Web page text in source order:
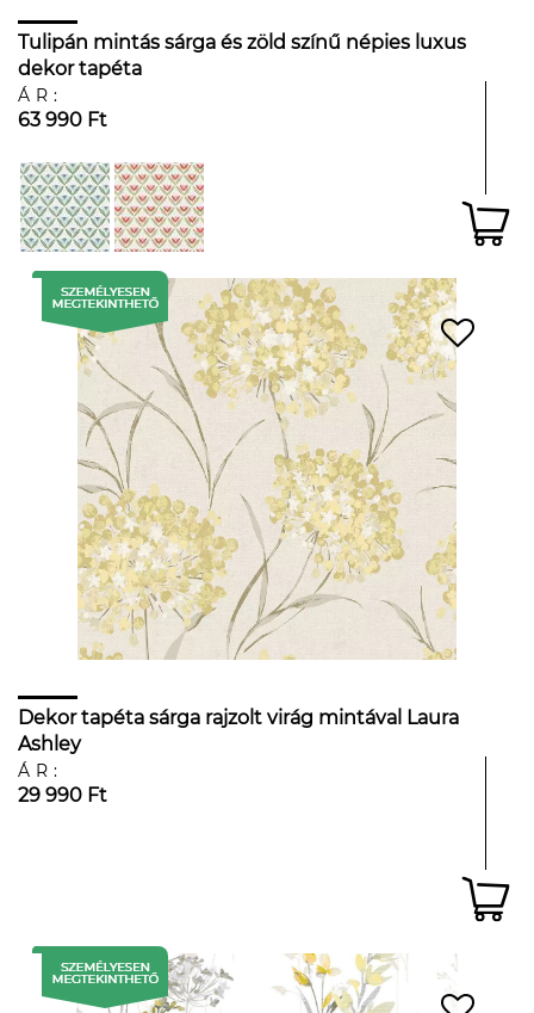
Tulipán mintás sárga és zöld színű népies luxus
dekor tapéta
ÁR:
63 990 Ft
Dekor tapéta sárga rajzolt virág mintával Laura
Ashley
ÁR:
29 990 Ft